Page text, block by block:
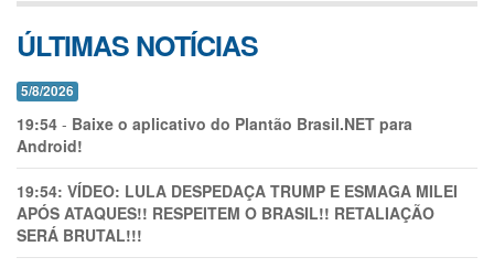
ÚLTIMAS NOTÍCIAS
5/8/2026
19:54 - Baixe o aplicativo do Plantão Brasil.NET para
Android!
19:54: VÍDEO: LULA DESPEDAÇA TRUMP E ESMAGA MILEI
APÓS ATAQUES!! RESPEITEM O BRASIL!! RETALIAÇÃO
SERÁ BRUTAL!!!